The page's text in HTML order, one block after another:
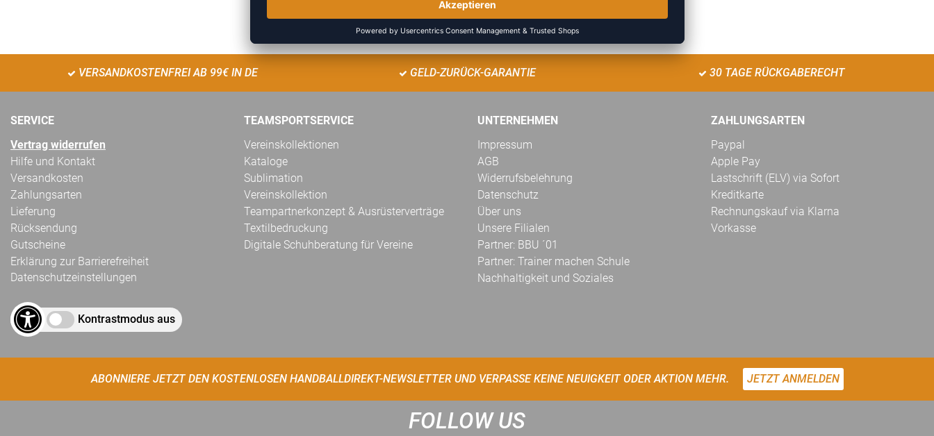
VERSANDKOSTENFREI AB 99€ IN DE GELD-ZURÜCK-GARANTIE 30 TAGE RÜCKGABERECHT
SERVICE
Vertrag widerrufen
Hilfe und Kontakt
Versandkosten
Zahlungsarten
Lieferung
Rücksendung
Gutscheine
Erklärung zur Barrierefreiheit
Datenschutzeinstellungen
Kontrastmodus aus
TEAMSPORTSERVICE
Vereinskollektionen
Kataloge
Sublimation
Vereinskollektion
Teampartnerkonzept & Ausrüsterverträge
Textilbedruckung
Digitale Schuhberatung für Vereine
UNTERNEHMEN
Impressum
AGB
Widerrufsbelehrung
Datenschutz
Über uns
Unsere Filialen
Partner: BBU ´01
Partner: Trainer machen Schule
Nachhaltigkeit und Soziales
ZAHLUNGSARTEN
Paypal
Apple Pay
Lastschrift (ELV) via Sofort
Kreditkarte
Rechnungskauf via Klarna
Vorkasse
ABONNIERE JETZT DEN KOSTENLOSEN HANDBALLDIREKT-NEWSLETTER UND VERPASSE KEINE NEUIGKEIT ODER AKTION MEHR. JETZT ANMELDEN
FOLLOW US